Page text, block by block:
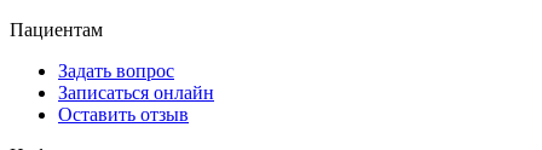
Пациентам
Задать вопрос
Записаться онлайн
Оставить отзыв